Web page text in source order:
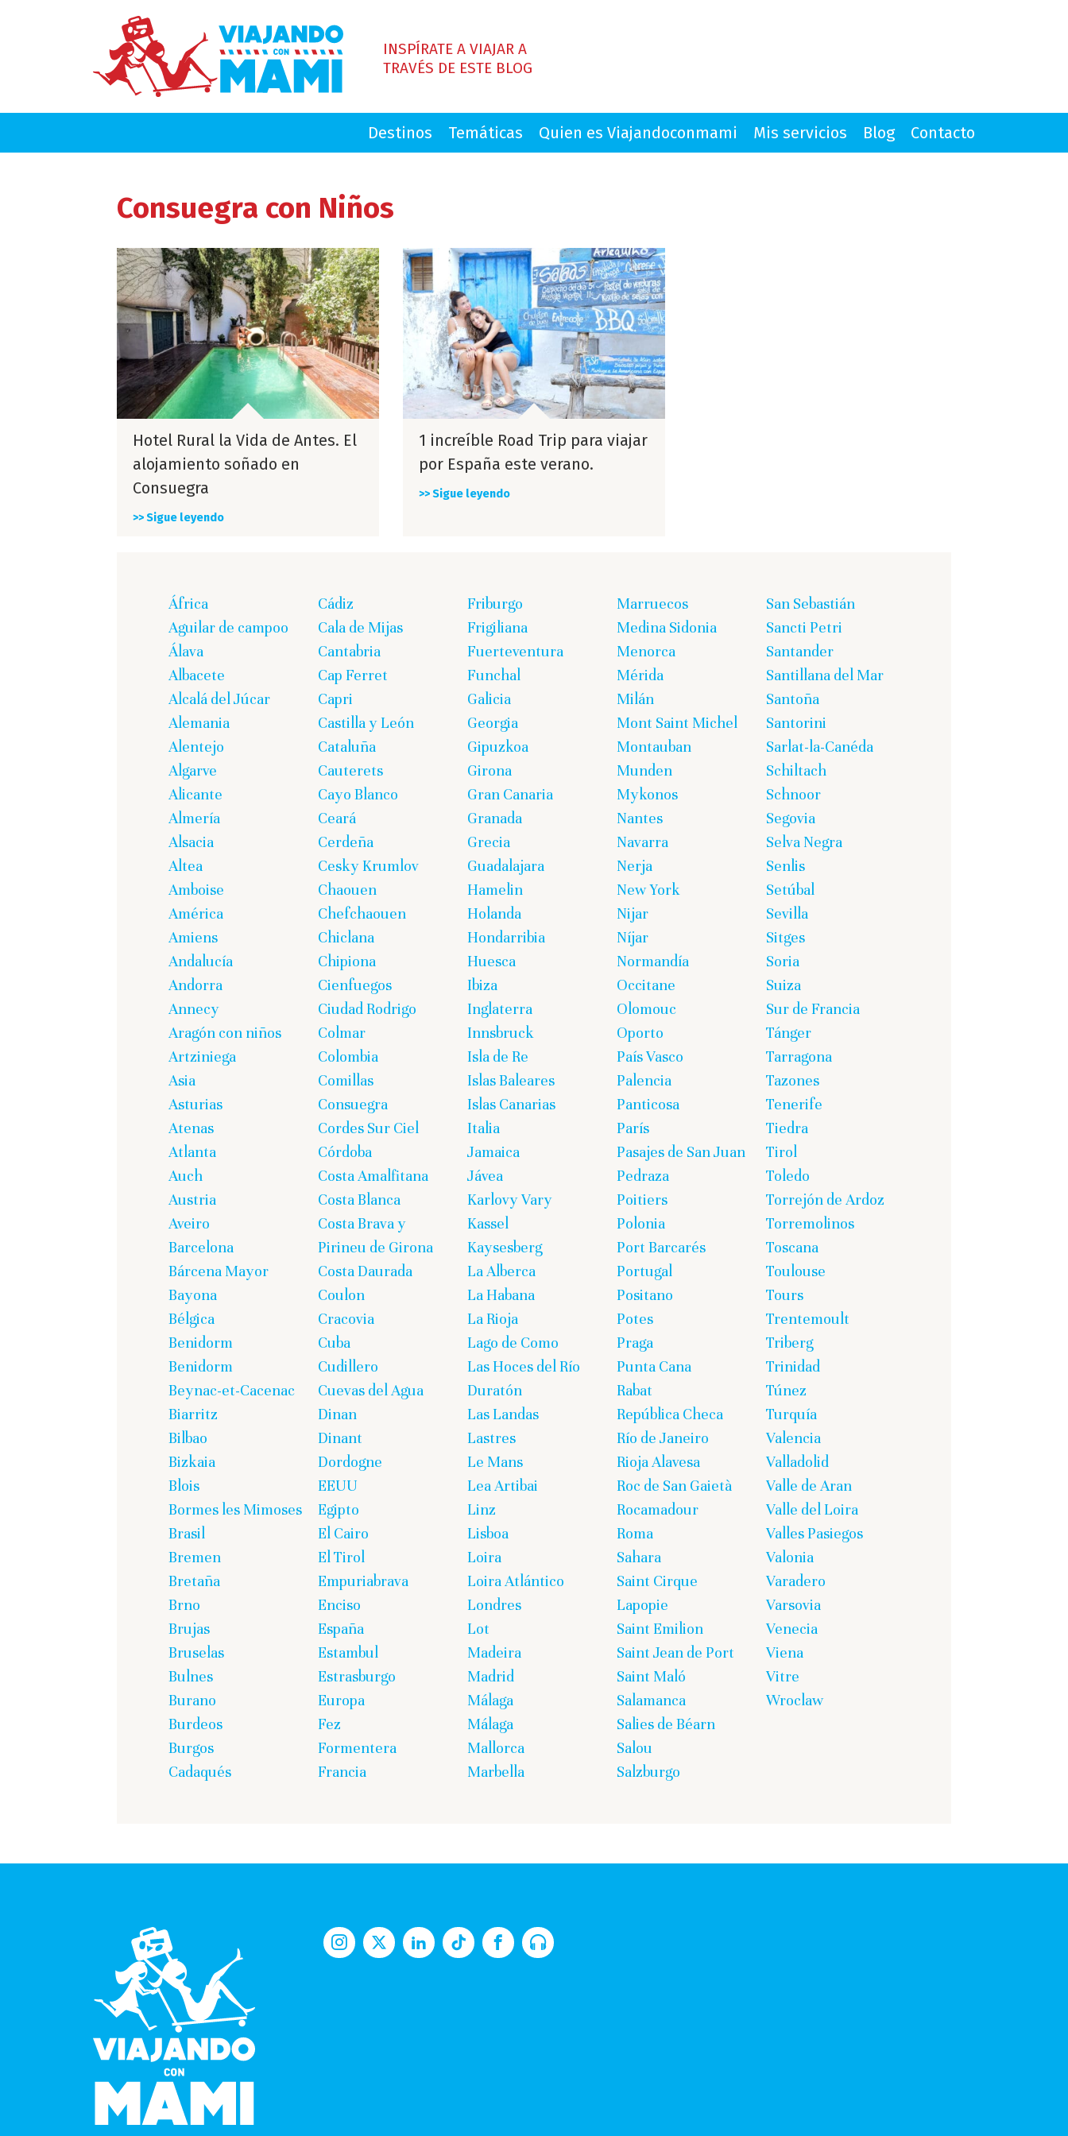
INSPÍRATE A VIAJAR A
TRAVÉS DE ESTE BLOG
Destinos Temáticas Quien es Viajandoconmami Mis servicios Blog Contacto
Consuegra con Niños
Hotel Rural la Vida de Antes. El
alojamiento soñado en
Consuegra
>> Sigue leyendo
1 increíble Road Trip para viajar
por España este verano.
>> Sigue leyendo
África
Aguilar de campoo
Álava
Albacete
Alcalá del Júcar
Alemania
Alentejo
Algarve
Alicante
Almería
Alsacia
Altea
Amboise
América
Amiens
Andalucía
Andorra
Annecy
Aragón con niños
Artziniega
Asia
Asturias
Atenas
Atlanta
Auch
Austria
Aveiro
Barcelona
Bárcena Mayor
Bayona
Bélgica
Benidorm
Benidorm
Beynac-et-Cacenac
Biarritz
Bilbao
Bizkaia
Blois
Bormes les Mimoses
Brasil
Bremen
Bretaña
Brno
Brujas
Bruselas
Bulnes
Burano
Burdeos
Burgos
Cadaqués
Cádiz
Cala de Mijas
Cantabria
Cap Ferret
Capri
Castilla y León
Cataluña
Cauterets
Cayo Blanco
Ceará
Cerdeña
Cesky Krumlov
Chaouen
Chefchaouen
Chiclana
Chipiona
Cienfuegos
Ciudad Rodrigo
Colmar
Colombia
Comillas
Consuegra
Cordes Sur Ciel
Córdoba
Costa Amalfitana
Costa Blanca
Costa Brava y
Pirineu de Girona
Costa Daurada
Coulon
Cracovia
Cuba
Cudillero
Cuevas del Agua
Dinan
Dinant
Dordogne
EEUU
Egipto
El Cairo
El Tirol
Empuriabrava
Enciso
España
Estambul
Estrasburgo
Europa
Fez
Formentera
Francia
Friburgo
Frigiliana
Fuerteventura
Funchal
Galicia
Georgia
Gipuzkoa
Girona
Gran Canaria
Granada
Grecia
Guadalajara
Hamelin
Holanda
Hondarribia
Huesca
Ibiza
Inglaterra
Innsbruck
Isla de Re
Islas Baleares
Islas Canarias
Italia
Jamaica
Jávea
Karlovy Vary
Kassel
Kaysesberg
La Alberca
La Habana
La Rioja
Lago de Como
Las Hoces del Río
Duratón
Las Landas
Lastres
Le Mans
Lea Artibai
Linz
Lisboa
Loira
Loira Atlántico
Londres
Lot
Madeira
Madrid
Málaga
Málaga
Mallorca
Marbella
Marruecos
Medina Sidonia
Menorca
Mérida
Milán
Mont Saint Michel
Montauban
Munden
Mykonos
Nantes
Navarra
Nerja
New York
Nijar
Níjar
Normandía
Occitane
Olomouc
Oporto
País Vasco
Palencia
Panticosa
París
Pasajes de San Juan
Pedraza
Poitiers
Polonia
Port Barcarés
Portugal
Positano
Potes
Praga
Punta Cana
Rabat
República Checa
Río de Janeiro
Rioja Alavesa
Roc de San Gaietà
Rocamadour
Roma
Sahara
Saint Cirque
Lapopie
Saint Emilion
Saint Jean de Port
Saint Maló
Salamanca
Salies de Béarn
Salou
Salzburgo
San Sebastián
Sancti Petri
Santander
Santillana del Mar
Santoña
Santorini
Sarlat-la-Canéda
Schiltach
Schnoor
Segovia
Selva Negra
Senlis
Setúbal
Sevilla
Sitges
Soria
Suiza
Sur de Francia
Tánger
Tarragona
Tazones
Tenerife
Tiedra
Tirol
Toledo
Torrejón de Ardoz
Torremolinos
Toscana
Toulouse
Tours
Trentemoult
Triberg
Trinidad
Túnez
Turquía
Valencia
Valladolid
Valle de Aran
Valle del Loira
Valles Pasiegos
Valonia
Varadero
Varsovia
Venecia
Viena
Vitre
Wroclaw